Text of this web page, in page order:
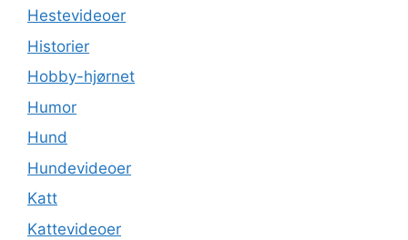
Hestevideoer
Historier
Hobby-hjørnet
Humor
Hund
Hundevideoer
Katt
Kattevideoer